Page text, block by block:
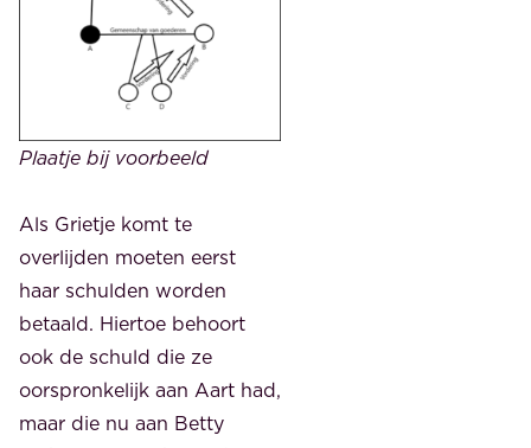
Plaatje bij voorbeeld
Als Grietje komt te
overlijden moeten eerst
haar schulden worden
betaald. Hiertoe behoort
ook de schuld die ze
oorspronkelijk aan Aart had,
maar die nu aan Betty